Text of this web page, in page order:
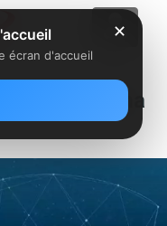
et le cinéma
✕
écran d'accueil